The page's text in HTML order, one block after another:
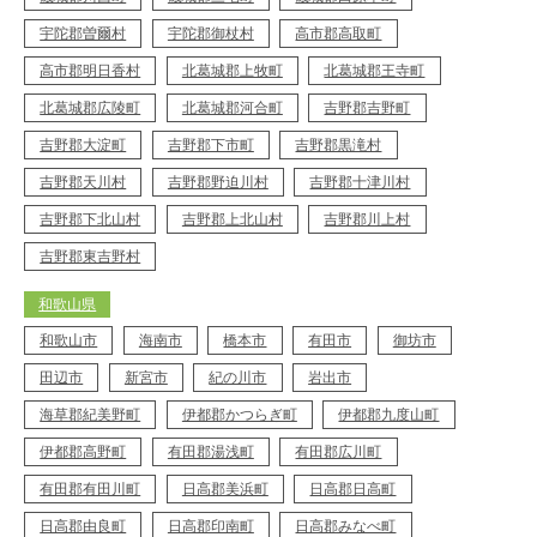
宇陀郡曽爾村 宇陀郡御杖村 高市郡高取町
高市郡明日香村 北葛城郡上牧町 北葛城郡王寺町
北葛城郡広陵町 北葛城郡河合町 吉野郡吉野町
吉野郡大淀町 吉野郡下市町 吉野郡黒滝村
吉野郡天川村 吉野郡野迫川村 吉野郡十津川村
吉野郡下北山村 吉野郡上北山村 吉野郡川上村
吉野郡東吉野村
和歌山県
和歌山市 海南市 橋本市 有田市 御坊市
田辺市 新宮市 紀の川市 岩出市
海草郡紀美野町 伊都郡かつらぎ町 伊都郡九度山町
伊都郡高野町 有田郡湯浅町 有田郡広川町
有田郡有田川町 日高郡美浜町 日高郡日高町
日高郡由良町 日高郡印南町 日高郡みなべ町